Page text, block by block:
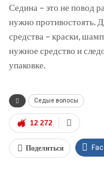
Седина – это не повод
нужно противостоять.
средства – краски,
нужное средство и
упаковке.
Седые волосы
12 272
Поделиться